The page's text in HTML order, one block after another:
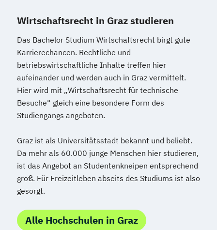
Wirtschaftsrecht in Graz studieren
Das Bachelor Studium Wirtschaftsrecht birgt gute
Karrierechancen. Rechtliche und
betriebswirtschaftliche Inhalte treffen hier
aufeinander und werden auch in Graz vermittelt.
Hier wird mit „Wirtschaftsrecht für technische
Besuche“ gleich eine besondere Form des
Studiengangs angeboten.
Graz ist als Universitätsstadt bekannt und beliebt.
Da mehr als 60.000 junge Menschen hier studieren,
ist das Angebot an Studentenkneipen entsprechend
groß. Für Freizeitleben abseits des Studiums ist also
gesorgt.
Alle Hochschulen in Graz